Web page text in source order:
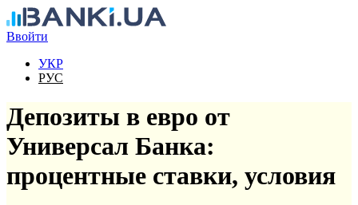
Перейти к основному содержанию
Ввойти
УКР
РУС
Депозиты в евро от
Универсал Банка:
процентные ставки, условия